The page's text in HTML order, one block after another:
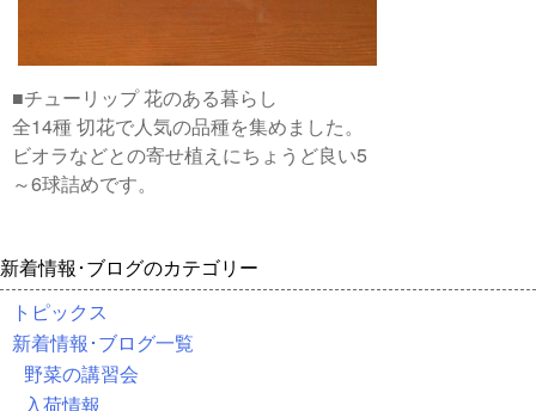
■チューリップ 花のある暮らし
全14種 切花で人気の品種を集めました。
ビオラなどとの寄せ植えにちょうど良い5
～6球詰めです。
新着情報･ブログのカテゴリー
トピックス
新着情報･ブログ一覧
野菜の講習会
入荷情報